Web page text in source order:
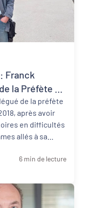
Franck
la Préfète de
de la préfète
après avoir
en difficultés
allés à sa
6 min de lecture